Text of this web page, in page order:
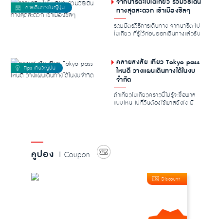
ทางสุดสะดวก เข้าเมืองชิลๆ
รวมมิตรวิธีการเดินทาง จากนาริตะไป
โตเกียว ที่รู้ไว้ก่อนออกเดินทางแล้วรับ
คลายสงสัย เที่ยว Tokyo pass
ไหนดี วางแผนเดินทางได้ในงบ
จำกัด
ถ้าเที่ยวโตเกียวคราวนี้ไม่รู้จะซื้อพาส
แบบไหน ไปกี่วันต้องใช้พาสยังไง มี
คูปอง | Coupon
Discount